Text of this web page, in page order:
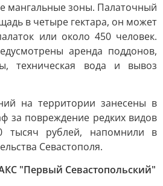
мангальные зоны. Палаточный
в четыре гектара, он может
или около 450 человек.
аренда поддонов,
техническая вода и вывоз
на территории занесены в
за повреждение редких видов
тысяч рублей, напомнили в
Севастополя.
"Первый Севастопольский"